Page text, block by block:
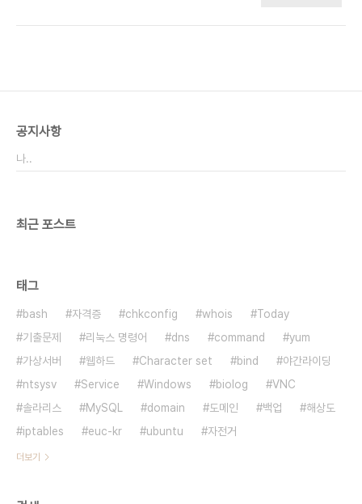
공지사항
나..
최근 포스트
태그
bash 자격증 chkconfig whois
Today
기출문제
리눅스 명령어 dns command
yum
가상서버
웹하드 Character set bind
야간라이딩
ntsysv
Service Windows biolog
VNC
솔라리스
MySQL domain 도메인 백업
해상도
iptables
euc-kr ubuntu 자전거
더보기